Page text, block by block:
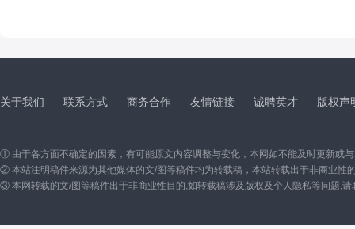
关于我们 联系方式 商务合作 友情链接 诚聘英才 版权声
① 由于各方面不确定的因素，有可能原文内容调整与变化，本网如不能及时更新或
② 本站注明稿件来源为其他媒体的文/图等稿件均为转载稿，本站转载出于非商业性
③ 本网转载的文/图等稿件出于非商业性目的,如转载稿涉及版权及个人隐私等问题,